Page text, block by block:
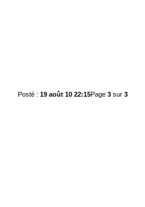
Page 3sur 3
Posté : 19 août 10 22:15